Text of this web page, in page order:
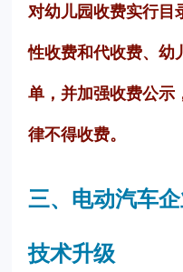
对幼儿园收费实行目
性收费和代收费、幼
单，并加强收费公示
律不得收费。
三、电动汽车
技术升级